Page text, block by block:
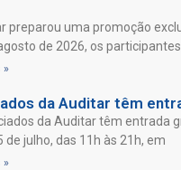
preparou uma promoção
de 2026, os
»
da Auditar têm
da Auditar têm entrada
de julho, das 11h às 21h, em
»